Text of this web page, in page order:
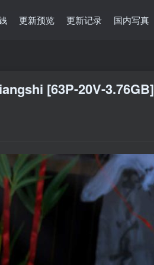
更新预览 更新记录 国内写真
[63P-20V-3.76GB]